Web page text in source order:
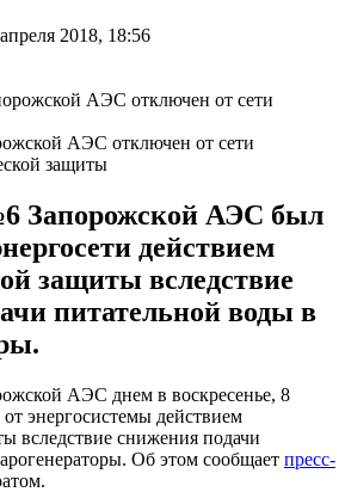
2018, 18:56
АЭС отключен от сети
защиты
Запорожской АЭС был
действием
защиты вследствие
питательной воды в
АЭС днем в воскресенье, 8
энергосистемы действием
вследствие снижения подачи
Об этом сообщает пресс-